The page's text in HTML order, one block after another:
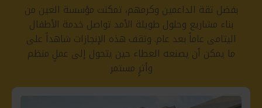
بفضل ثقة الداعمين وكرمهم، تمكنت مؤسسة العين من
بناء مشاريع وحلول طويلة الأمد تواصل خدمة الأطفال
اليتامى عاماً بعد عام. وتقف هذه الإنجازات شاهداً على
ما يمكن أن يصنعه العطاء حين يتحول إلى عملٍ منظم
وأثرٍ مستمر